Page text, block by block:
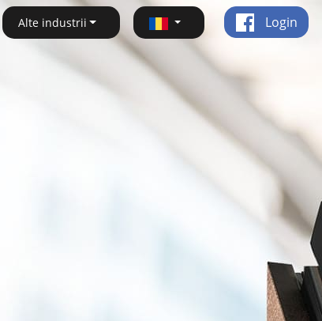
Alte industrii Login